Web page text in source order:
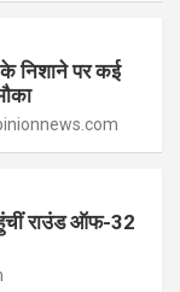
के निशाने पर कई
राउंड ऑफ-32